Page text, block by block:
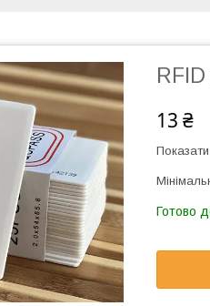
13 ₴
Показати
Готово